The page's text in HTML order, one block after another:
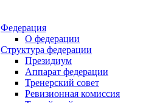
Федерация
О федерации
Структура федерации
Президиум
Аппарат федерации
Тренерский совет
Ревизионная комиссия